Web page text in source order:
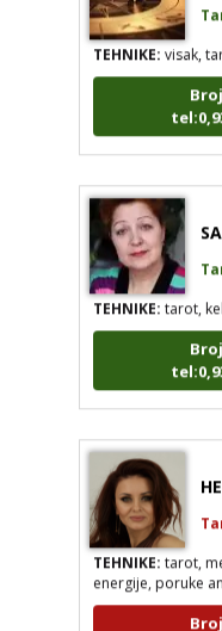
TEHNIKE:visak,
TEHNIKE: tarot,
TEHNIKE:tarot,
energije, poruke